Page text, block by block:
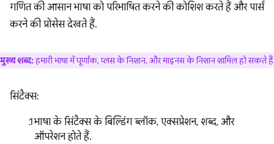
गणित की आसान भाषा को परिभाषित करने की कोशिश करते हैं और पार्स
करने की प्रोसेस देखते हैं.
मुख्य शब्द:हमारी भाषा में पूर्णांक, प्लस के निशान, और माइनस के निशान शामिल हो सकते
सिंटैक्स:
भाषा के सिंटैक्स के बिल्डिंग ब्लॉक, एक्सप्रेशन, शब्द, और
ऑपरेशन होते हैं.